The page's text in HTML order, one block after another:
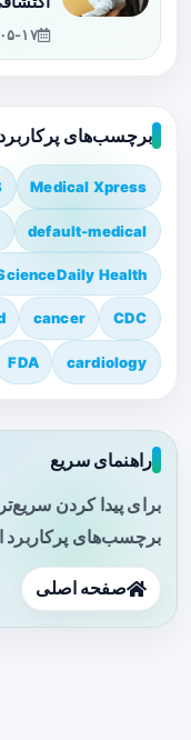
برچسب‌های پرکاربرد
Medical Xpress
default-medical
Health
CDC
cancer
cardiology
FDA
راهنمای سریع
برای پیدا کردن
برچسب‌های پرکاربرد
صفحه اصلی